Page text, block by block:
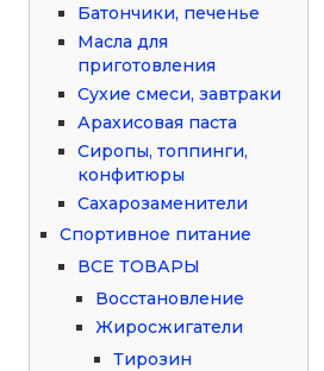
Батончики, печенье
Масла для
приготовления
Сухие смеси, завтраки
Арахисовая паста
Сиропы, топпинги,
конфитюры
Сахарозаменители
Спортивное питание
ВСЕ ТОВАРЫ
Восстановление
Жиросжигатели
Тирозин